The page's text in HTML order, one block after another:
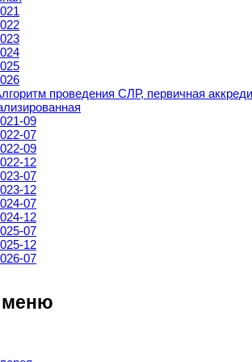
проведения СЛР, первичная
09
07
09
12
07
12
07
12
07
12
07
меню